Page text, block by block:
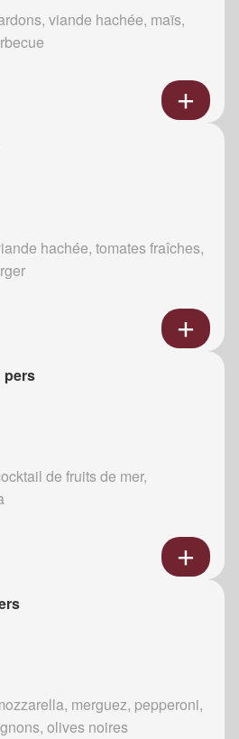
viande hachée, maïs,
hachée, tomates fraîches,
pers
de fruits de mer,
merguez, pepperoni,
olives noires